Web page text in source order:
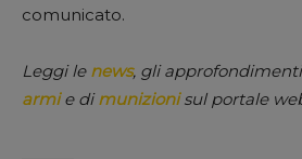
comunicato.
Leggi le news, gli
armie dimunizionisul portale